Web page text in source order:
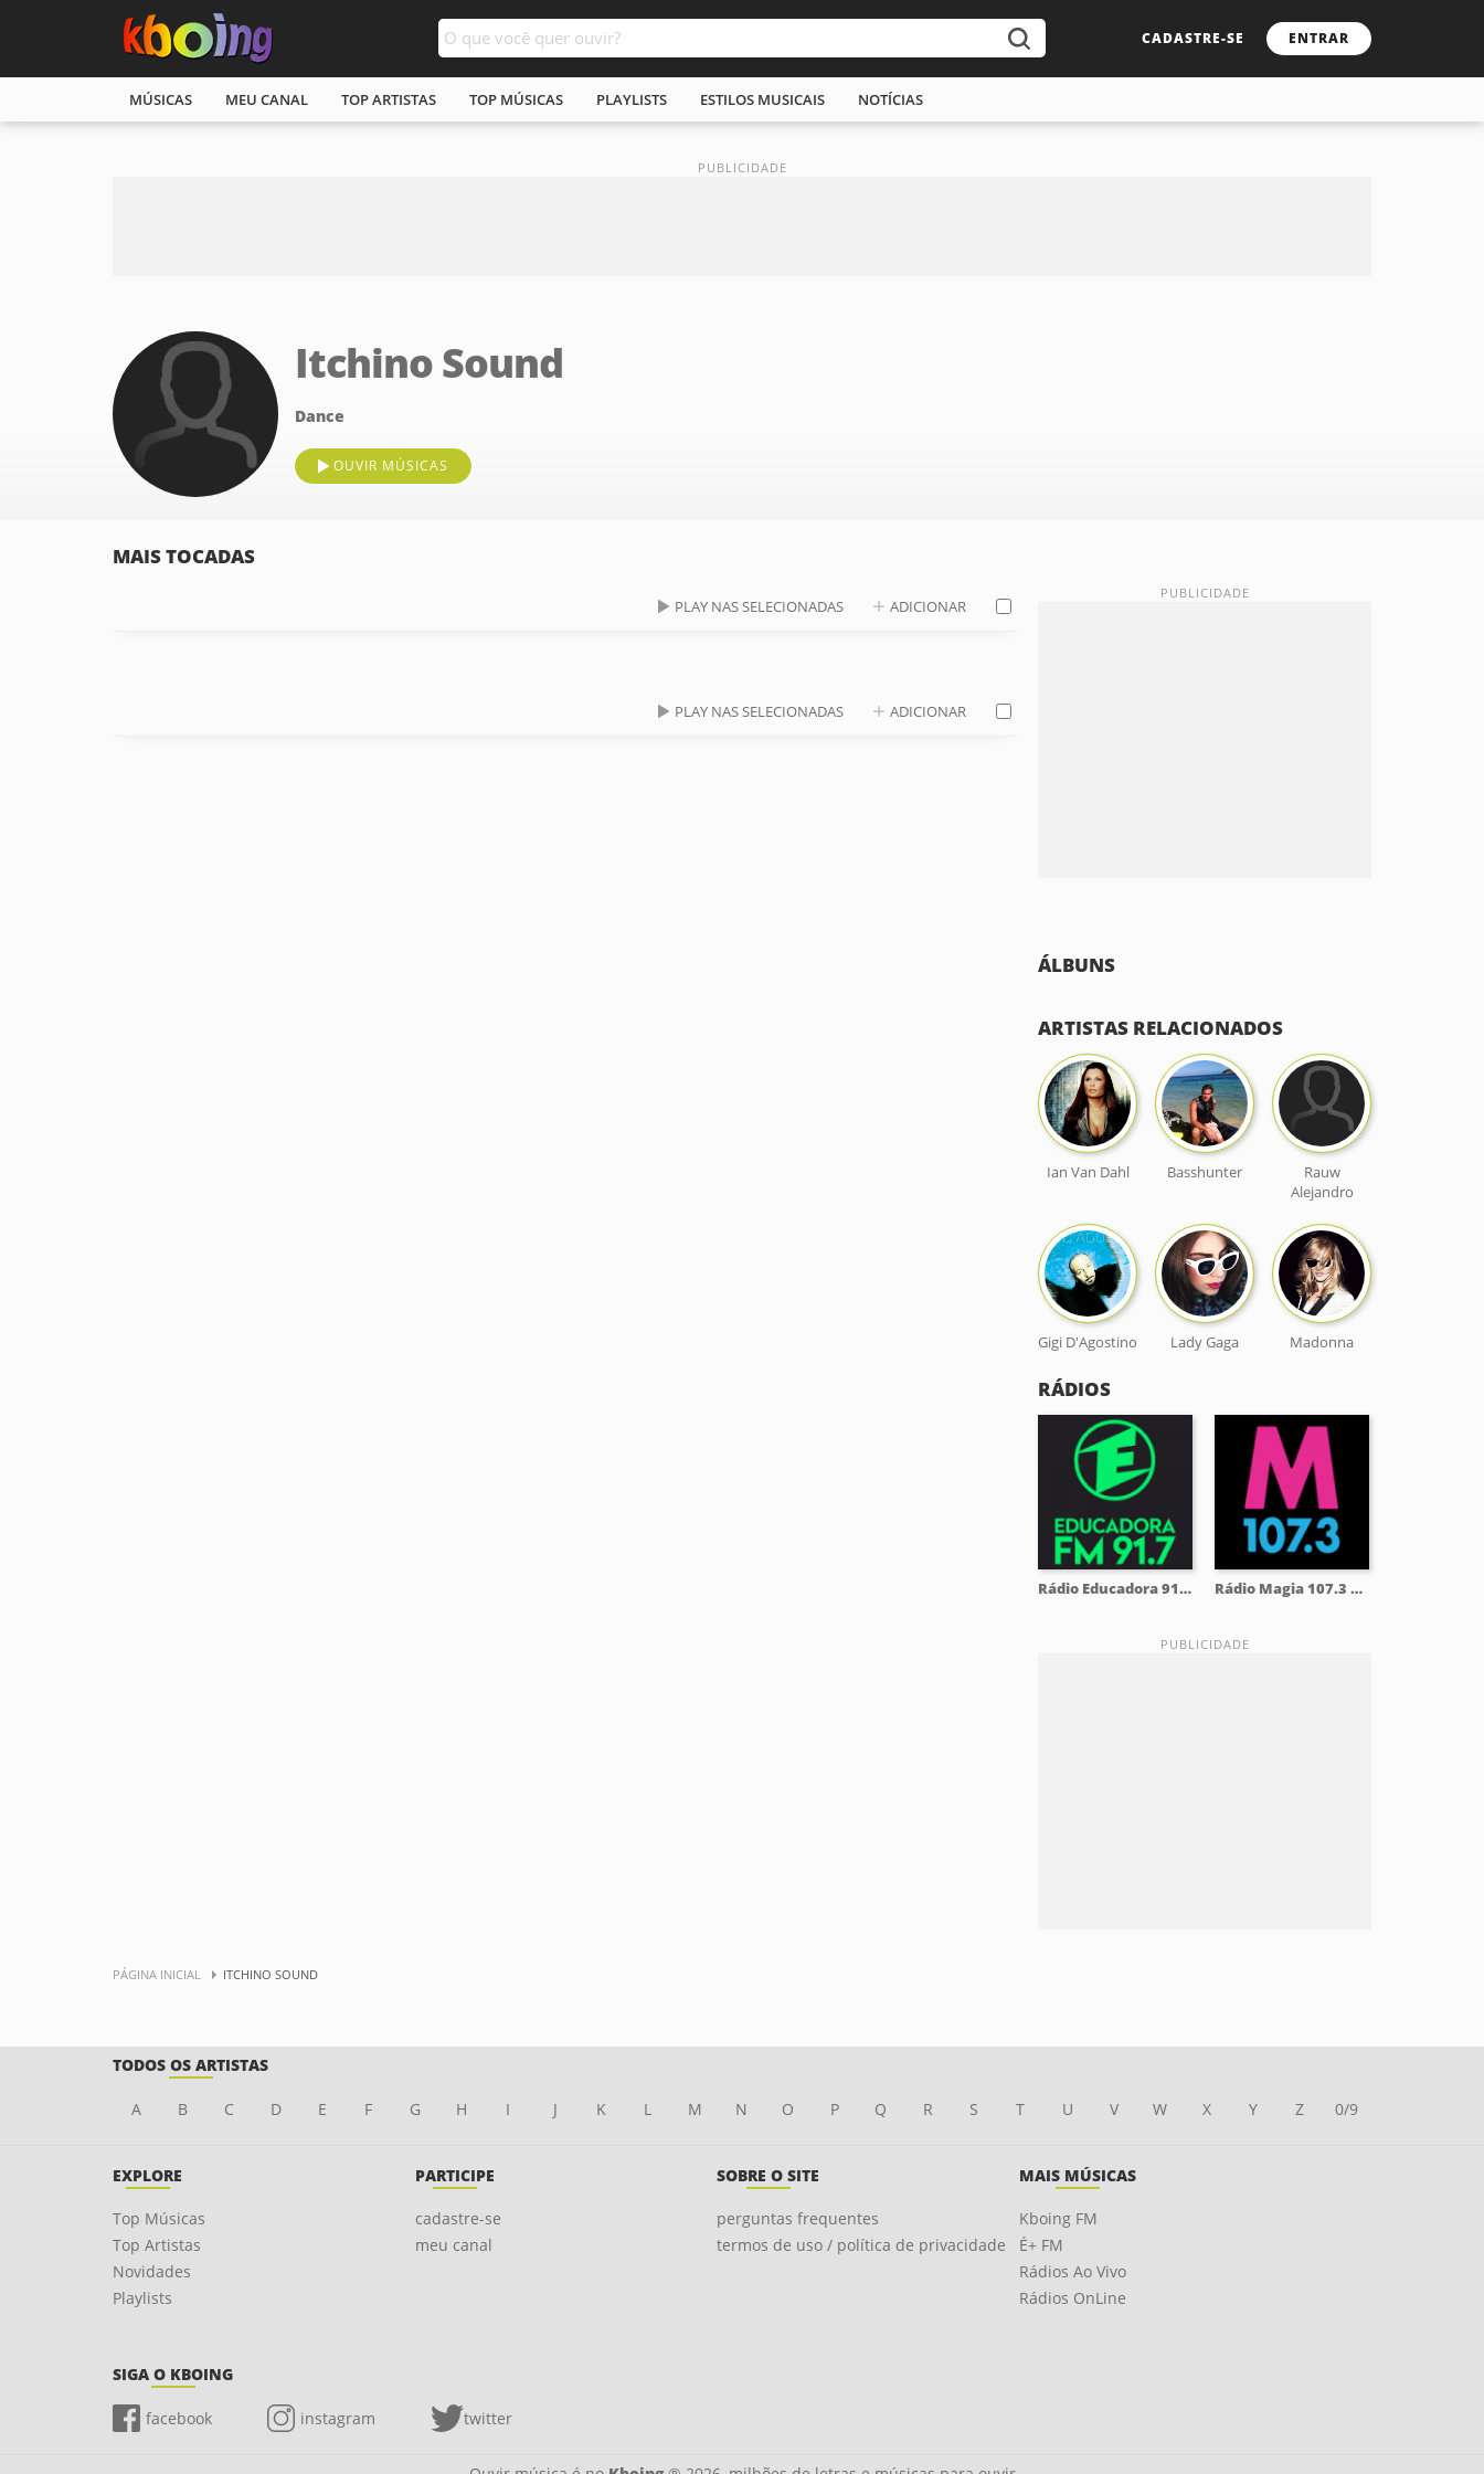
CADASTRE-SE ENTRAR
MÚSICAS MEU CANAL TOP ARTISTAS TOP MÚSICAS PLAYLISTS ESTILOS MUSICAIS NOTÍCIAS
Itchino Sound
Dance
OUVIR MÚSICAS
MAIS TOCADAS
PLAY NAS SELECIONADAS ADICIONAR
PLAY NAS SELECIONADAS ADICIONAR
ÁLBUNS
ARTISTAS RELACIONADOS
Ian Van Dahl Basshunter
Rauw
Alejandro
Gigi D'Agostino Lady Gaga Madonna
RÁDIOS
Rádio Educadora 91.7 FM Rádio Magia 107.3 FM
PÁGINA INICIAL ITCHINO SOUND
TODOS OS ARTISTAS
A B C D E F G H I J K L M N O P Q R S T U V W X Y Z 0/9
EXPLORE
Top Músicas
Top Artistas
Novidades
Playlists
PARTICIPE
cadastre-se
meu canal
SOBRE O SITE
perguntas frequentes
termos de uso / política de privacidade
MAIS MÚSICAS
Kboing FM
É+ FM
Rádios Ao Vivo
Rádios OnLine
SIGA O KBOING
facebook instagram twitter